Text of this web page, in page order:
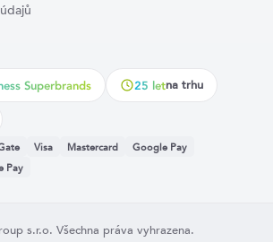
Superbrands 25 letna trhu
Visa Mastercard
Google Pay
Pay
s.r.o. Všechna práva vyhrazena.